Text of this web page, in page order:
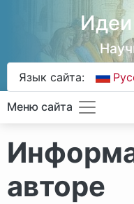
Язык сайта:
Меню сайта
авторе